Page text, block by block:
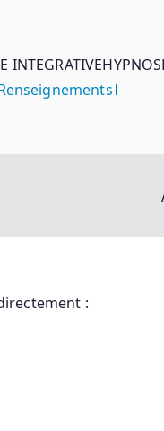
INTEGRATIVE
: